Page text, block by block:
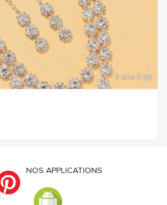
2 ans Il ya
NOS APPLICATIONS